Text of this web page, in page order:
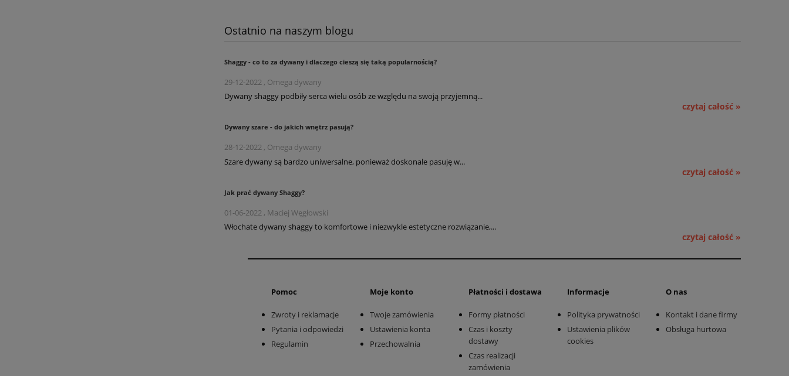
Ostatnio na naszym blogu
Shaggy - co to za dywany i dlaczego cieszą się taką popularnością?
29-12-2022 , Omega dywany
Dywany shaggy podbiły serca wielu osób ze względu na swoją przyjemną...
czytaj całość »
Dywany szare - do jakich wnętrz pasują?
28-12-2022 , Omega dywany
Szare dywany są bardzo uniwersalne, ponieważ doskonale pasuję w...
czytaj całość »
Jak prać dywany Shaggy?
01-06-2022 , Maciej Węgłowski
Włochate dywany shaggy to komfortowe i niezwykle estetyczne rozwiązanie,...
czytaj całość »
Pomoc
Zwroty i reklamacje
Pytania i odpowiedzi
Regulamin
Moje konto
Twoje zamówienia
Ustawienia konta
Przechowalnia
Płatności i dostawa
Formy płatności
Czas i koszty
dostawy
Czas realizacji
zamówienia
Informacje
Polityka prywatności
Ustawienia plików
cookies
O nas
Kontakt i dane firmy
Obsługa hurtowa